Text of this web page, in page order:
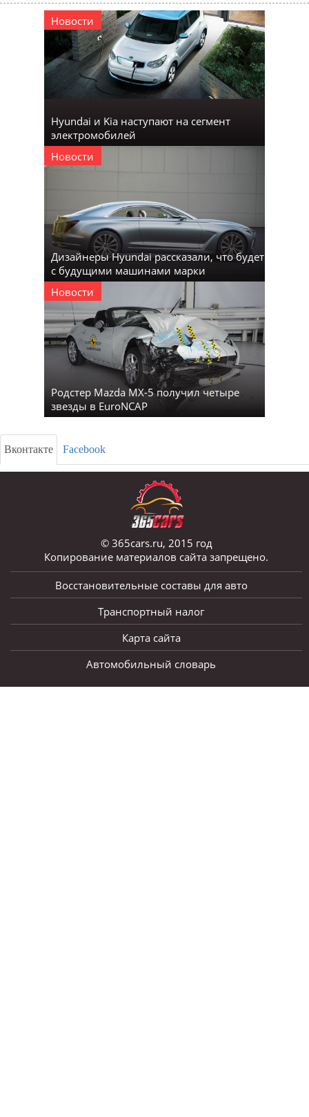
Новости
Hyundai и Kia наступают на сегмент
электромобилей
Новости
Дизайнеры Hyundai рассказали, что будет
с будущими машинами марки
Новости
Родстер Mazda MX-5 получил четыре
звезды в EuroNCAP
Вконтакте Facebook
© 365cars.ru, 2015 год
Копирование материалов сайта запрещено.
Восстановительные составы для авто
Транспортный налог
Карта сайта
Автомобильный словарь